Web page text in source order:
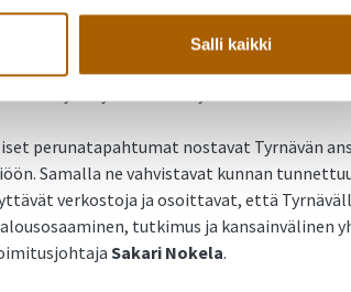
Salli kaikki
sekä tutustuvat
Konferenssin päätteeksi kansainväliset
yön ohjelmasta, jonka yhteydessä
perunatapahtumat nostavat Tyrnävän
Samalla ne vahvistavat kunnan
verkostoja ja osoittavat, että
tutkimus ja kansainvälinen
Sakari Nokela.